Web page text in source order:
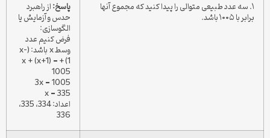
۱. سه عدد طبیعی متوالی را پیدا کنید که مجموع آنها
برابر با ۱۰۰۵ باشد.
پاسخ: از راهبرد
حدس و آزمایش یا
الگوسازی:
فرض کنیم عدد
وسط x باشد: (x-
1) + x + (x+1) =
1005
3x = 1005
x = 335
اعداد: 334، 335،
336